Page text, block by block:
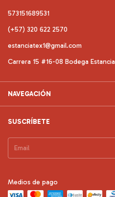
573151689531
(+57) 320 622 2570
estanciatex1@gmail.com
Carrera 15 #16-08 Bodega
NAVEGACIÓN
SUSCRÍBETE
Medios de pago